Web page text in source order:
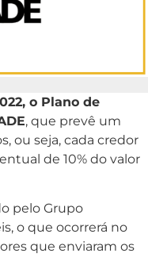
o Plano de
, que prevê um
ou seja, cada credor
de 10% do valor
pelo Grupo
o que ocorrerá no
que enviaram os